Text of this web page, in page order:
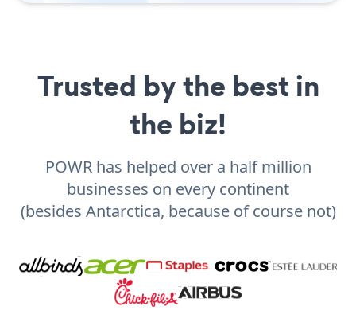
Trusted by the best in
the biz!
POWR has helped over a half million
businesses on every continent
(besides Antarctica, because of course not)